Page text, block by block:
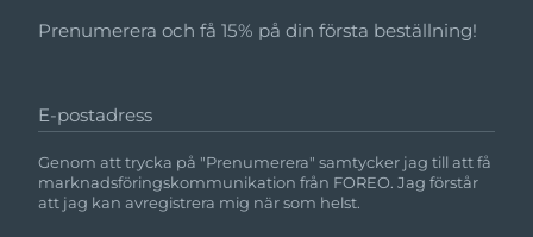
Prenumerera och få 15% på din första beställning!
E-postadress
Genom att trycka på "Prenumerera" samtycker jag till att få
marknadsföringskommunikation från FOREO. Jag förstår
att jag kan avregistrera mig när som helst.